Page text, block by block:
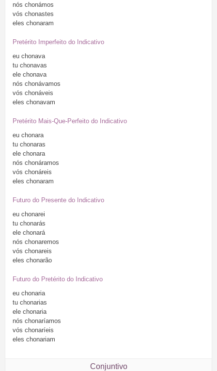
nós chonámos
vós chonastes
eles chonaram
Pretérito Imperfeito do Indicativo
eu chonava
tu chonavas
ele chonava
nós chonávamos
vós chonáveis
eles chonavam
Pretérito Mais-Que-Perfeito do Indicativo
eu chonara
tu chonaras
ele chonara
nós chonáramos
vós chonáreis
eles chonaram
Futuro do Presente do Indicativo
eu chonarei
tu chonarás
ele chonará
nós chonaremos
vós chonareis
eles chonarão
Futuro do Pretérito do Indicativo
eu chonaria
tu chonarias
ele chonaria
nós chonaríamos
vós chonaríeis
eles chonariam
Conjuntivo